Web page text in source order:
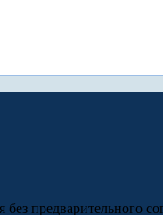
предварительного